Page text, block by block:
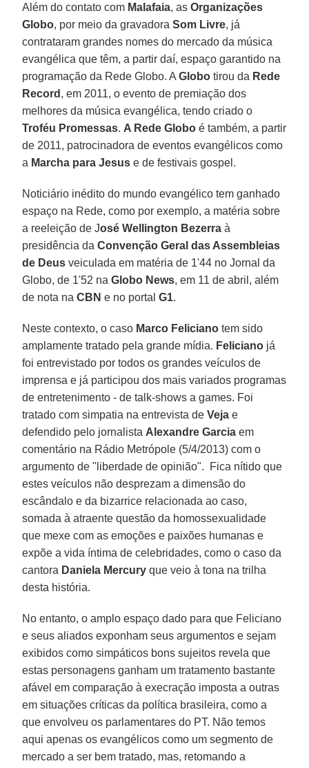
Além do contato com Malafaia, asOrganizações
Globo, por meio da gravadoraSom Livre, já
contrataram grandes nomes do mercado da música
evangélica que têm, a partir daí, espaço garantido na
programação da Rede Globo. AGlobotirou da Rede
Record , em 2011, o evento de premiação dos
melhores da música evangélica, tendo criado o
Troféu Promessas. A Rede Globo é também, a partir
de 2011, patrocinadora de eventos evangélicos como
a Marcha para Jesus e de festivais gospel.
Noticiário inédito do mundo evangélico tem ganhado
espaço na Rede, como por exemplo, a matéria sobre
a reeleição de José Wellington Bezerra à
presidência daConvenção Geral das Assembleias
de Deusveiculada em matéria de 1'44 no Jornal da
Globo, de 1'52 naGlobo News, em 11 de abril, além
de nota naCBNe no portalG1.
Neste contexto, o caso Marco Feliciano tem sido
amplamente tratado pela grande mídia. Feliciano já
foi entrevistado por todos os grandes veículos de
imprensa e já participou dos mais variados programas
de entretenimento - de talk-shows a games. Foi
tratado com simpatia na entrevista deVejae
defendido pelo jornalista Alexandre Garcia em
comentário na Rádio Metrópole (5/4/2013) com o
argumento de "liberdade de opinião". Fica nítido que
estes veículos não desprezam a dimensão do
escândalo e da bizarrice relacionada ao caso,
somada à atraente questão da homossexualidade
que mexe com as emoções e paixões humanas e
expõe a vida íntima de celebridades, como o caso da
cantora Daniela Mercury que veio à tona na trilha
desta história.
No entanto, o amplo espaço dado para que Feliciano
e seus aliados exponham seus argumentos e sejam
exibidos como simpáticos bons sujeitos revela que
estas personagens ganham um tratamento bastante
afável em comparação à execração imposta a outras
em situações críticas da política brasileira, como a
que envolveu os parlamentares do PT. Não temos
aqui apenas os evangélicos como um segmento de
mercado a ser bem tratado, mas, retomando a